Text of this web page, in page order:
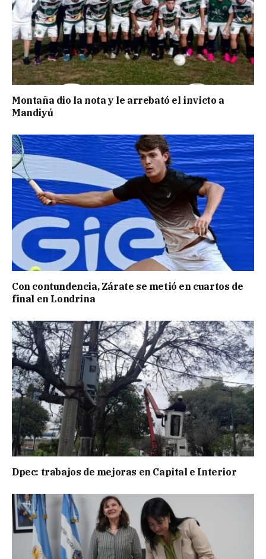
Montaña dio la nota y le arrebató el invicto a
Mandiyú
Con contundencia, Zárate se metió en cuartos de
final en Londrina
Dpec: trabajos de mejoras en Capital e Interior